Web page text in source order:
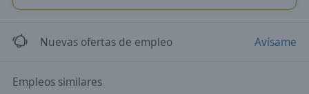
Nuevas ofertas de empleo Avísame
Empleos similares